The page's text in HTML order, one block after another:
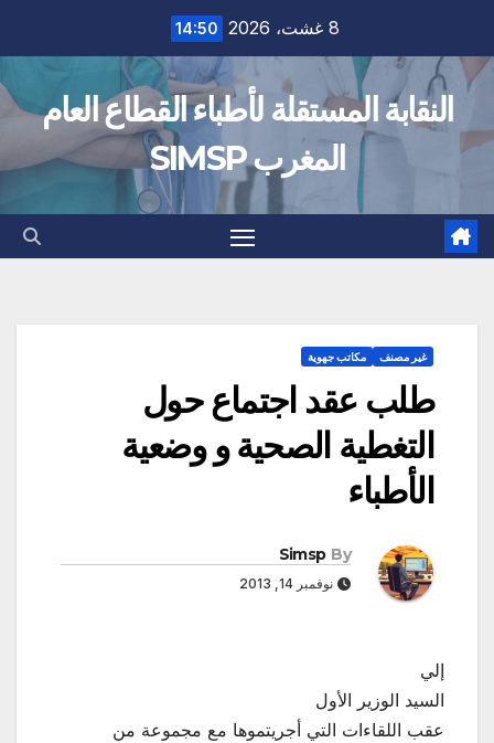
content
8 غشت، 2026 14:50
النقابة المستقلة لأطباء القطاع العام
المغرب SIMSP
غير مصنف مكاتب جهوية
طلب عقد اجتماع حول
التغطية الصحية و وضعية
الأطباء
By
Simsp
نوفمبر 14, 2013
إلي
السيد الوزير الأول
عقب اللقاءات التي أجريتموها مع مجموعة من